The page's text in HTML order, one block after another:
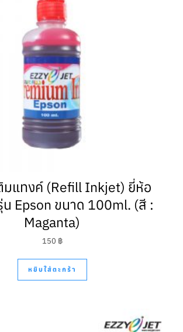
มแทงค์ (Refill Inkjet) ยี่ห้อ
น Epson ขนาด 100ml. (สี :
Maganta)
150 ฿
หยิบใส่ตะกร้า